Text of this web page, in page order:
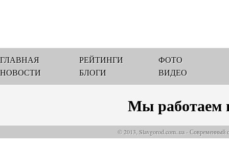
ГЛАВНАЯ
НОВОСТИ
РЕЙТИНГИ
БЛОГИ
ФОТО
ВИДЕО
Мы работаем
© 2013, Slavgorod.com..ua - Современный